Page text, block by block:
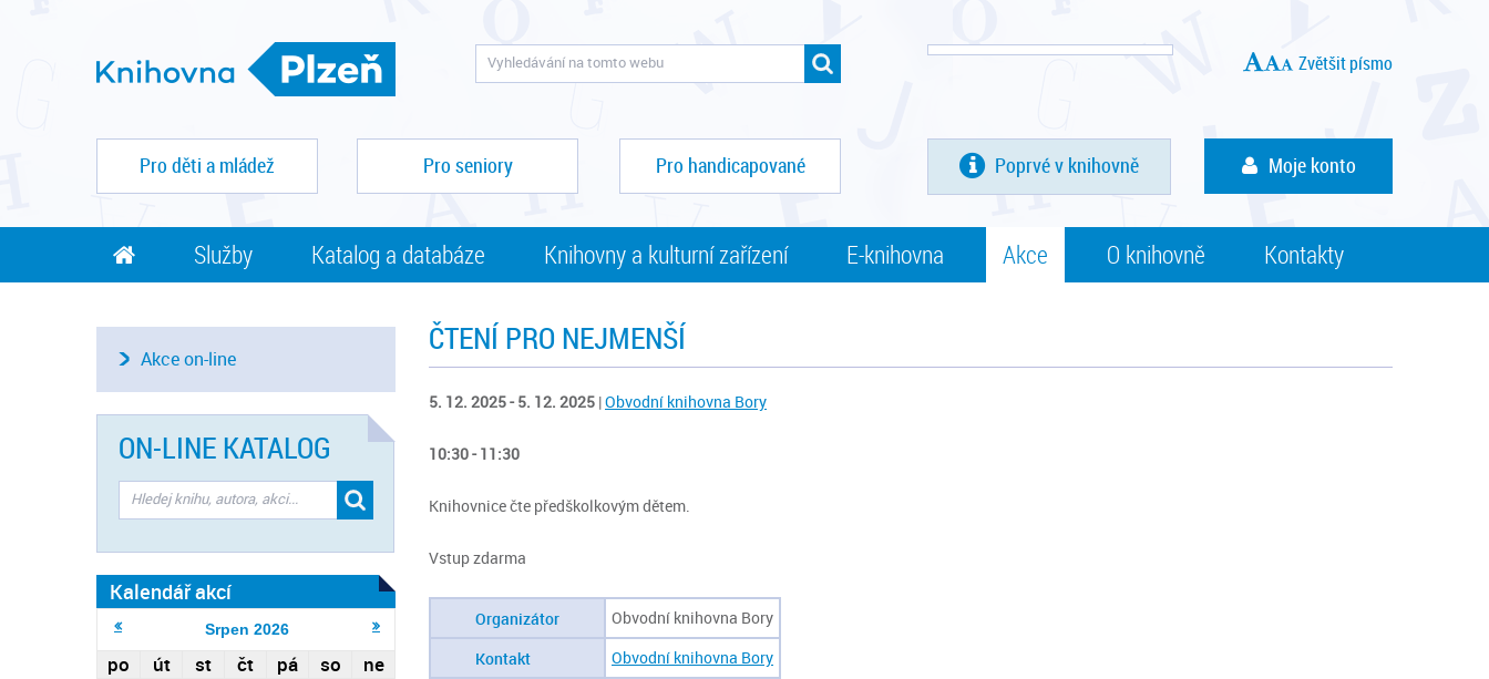
Zvětšit písmo
Pro děti a mládež Pro seniory Pro handicapované Poprvé v knihovně Moje konto
Služby Katalog a databáze Knihovny a kulturní zařízení E-knihovna Akce O knihovně Kontakty
ČTENÍ PRO NEJMENŠÍ
5. 12. 2025 - 5. 12. 2025 |Obvodní knihovna Bory
10:30 - 11:30
Knihovnice čte předškolkovým dětem.
Vstup zdarma
Organizátor
Obvodní knihovna Bory
Kontakt
Obvodní knihovna Bory
Akce on-line
ON-LINE KATALOG
Kalendář akcí
Srpen 2026
po út st čt pá so ne